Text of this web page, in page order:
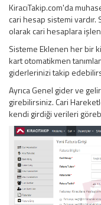
KiracıTakip.com'da
cari hesap sistemi
olarak cari hesaplara
Sisteme Eklenen her bir
kart otomatikmen
giderlerinizi takip
Ayrıca Genel gider ve
girebilirsiniz. Cari
kendi girdiği verileri